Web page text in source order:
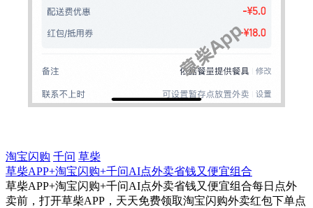
淘宝闪购 千问 草柴
草柴APP+淘宝闪购+千问AI点外卖省钱又便宜组合
草柴APP+淘宝闪购+千问AI点外卖省钱又便宜组合每日点外
卖前，打开草柴APP，天天免费领取淘宝闪购外卖红包下单点